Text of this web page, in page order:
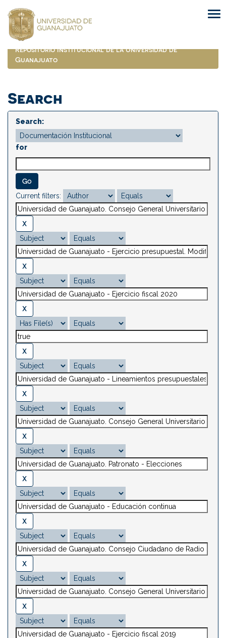
navigation
Repositorio Institucional de la Universidad de
Guanajuato
Search
Search:
for
Current filters: